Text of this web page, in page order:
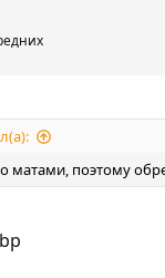
поэтому